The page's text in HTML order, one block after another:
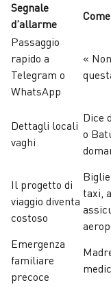
Segnale
d’allarme
Passaggio
rapido a
Telegram o
WhatsApp
«
Dettagli locali
vaghi
Dice
o
Il progetto di
viaggio diventa
costoso
taxi,
Emergenza
familiare
precoce